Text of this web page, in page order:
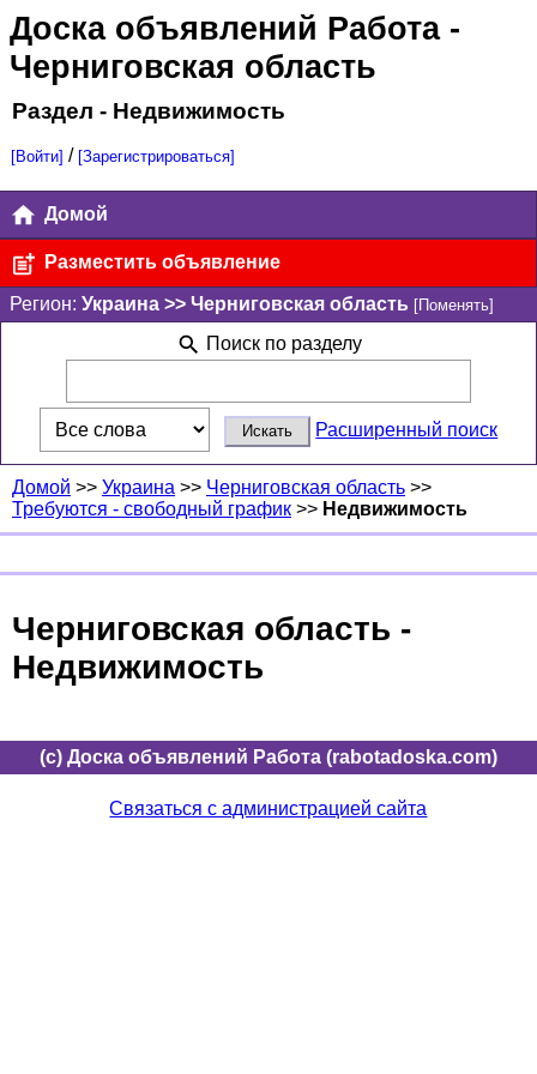
Доска объявлений Работа-
Черниговская область
Раздел - Недвижимость
[Войти] / [Зарегистрироваться]
Домой
Разместить объявление
Регион: Украина >> Черниговская область [Поменять]
Поиск по разделу
Расширенный поиск
Домой >> Украина >> Черниговская область >>
Требуются - свободный график >> Недвижимость
Черниговская область -
Недвижимость
(c) Доска объявлений Работа (rabotadoska.com)
Связаться с администрацией сайта